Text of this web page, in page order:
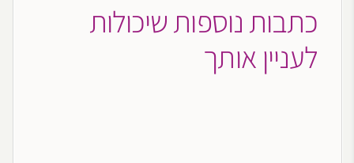
כתבות נוספות שיכולות
לעניין אותך